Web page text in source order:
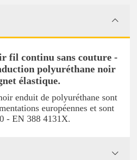
fil continu sans couture -
polyuréthane noir
élastique.
enduit de polyuréthane sont
européennes et sont
- EN 388 4131X.